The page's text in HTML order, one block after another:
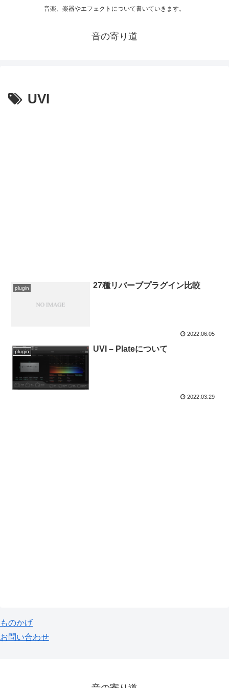
音楽、楽器やエフェクトについて書いていきます。
音の寄り道
UVI
plugin 27種リバーブプラグイン比較
2022.06.05
plugin UVI – Plateについて
2022.03.29
ものかげ
お問い合わせ